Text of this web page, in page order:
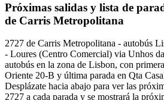
Próximas salidas y lista de
de Carris Metropolitana
2727 de Carris Metropolitana - autobús
- Loures (Centro Comercial) via Unhos
autobús en la zona de Lisbon, con
Oriente 20-B y última parada en Qta
Desplázate hacia abajo para ver las
2727 a cada parada y se mostrará la